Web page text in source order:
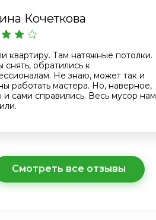
Кочеткова
квартиру. Там натяжные потолки.
снять, обратились к
Не знаю, может так и
работать мастера. Но, наверное,
сами справились. Весь мусор нам
Смотреть все отзывы